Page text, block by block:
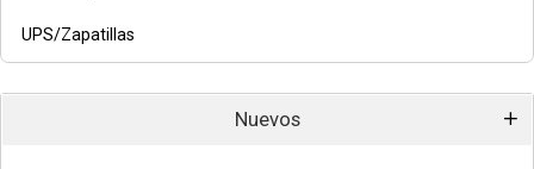
UPS/Zapatillas
Nuevos